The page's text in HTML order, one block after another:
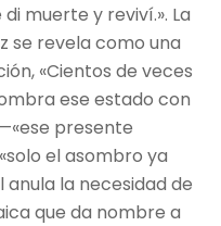
muerte y reviví.». La
se revela como una
«Cientos de veces
ese estado con
presente
el asombro ya
anula la necesidad de
que da nombre a